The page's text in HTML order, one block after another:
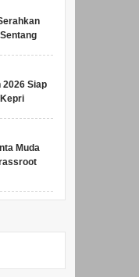
Siap
Muda